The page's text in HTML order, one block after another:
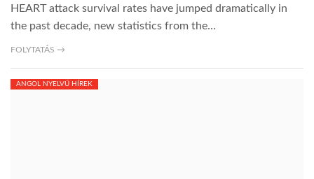
HEART attack survival rates have jumped dramatically in
the past decade, new statistics from the…
FOLYTATÁS →
ANGOL NYELVŰ HÍREK